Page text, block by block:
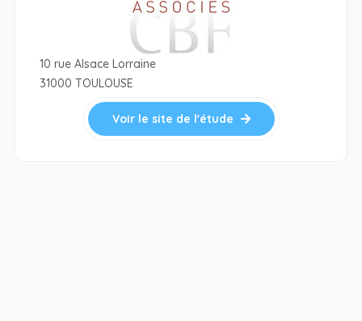
10 rue Alsace Lorraine
31000 TOULOUSE
Voir le site de l'étude